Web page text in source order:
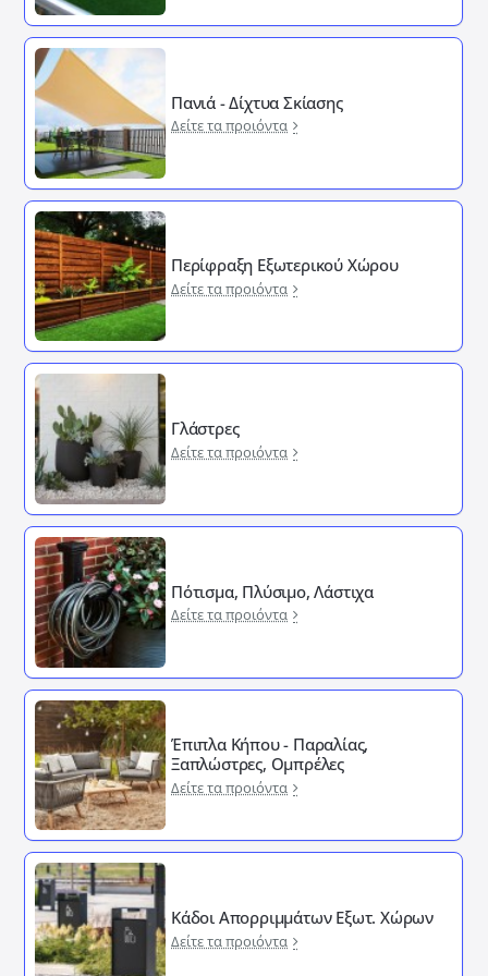
Πανιά - Δίχτυα Σκίασης
Δείτε τα προιόντα
Περίφραξη Εξωτερικού Χώρου
Δείτε τα προιόντα
Γλάστρες
Δείτε τα προιόντα
Πότισμα, Πλύσιμο, Λάστιχα
Δείτε τα προιόντα
Έπιπλα Κήπου - Παραλίας,
Ξαπλώστρες, Ομπρέλες
Δείτε τα προιόντα
Κάδοι Απορριμμάτων Εξωτ. Χώρων
Δείτε τα προιόντα